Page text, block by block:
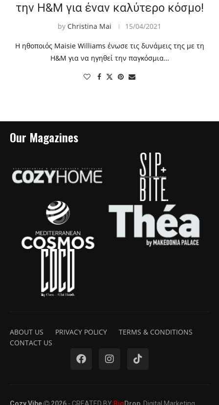
την H&M για έναν καλύτερο κόσμο!
by Christina Mai 15/04/2021
Η ηθοποιός Maisie Williams ένωσε τις δυνάμεις της με τη
H&M για να ηγηθεί την παγκόσμια…
Our Magazines
ABOUT US PRIVACY POLICY
TERMS & CONDITIONS
CONTACT US